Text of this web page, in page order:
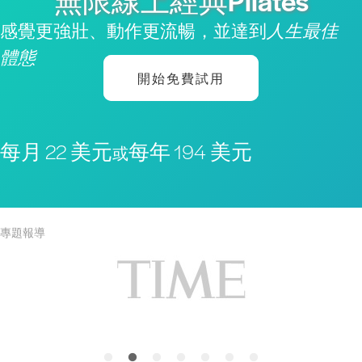
感覺更強壯、動作更流暢，並達到人生最佳
體態
開始免費試用
每月 22 美元或每年 194 美元
專題報導